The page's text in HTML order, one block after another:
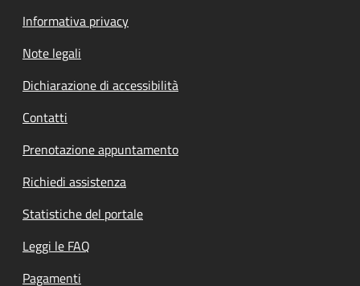
Informativa privacy
Note legali
Dichiarazione di accessibilità
Contatti
Prenotazione appuntamento
Richiedi assistenza
Statistiche del portale
Leggi le FAQ
Pagamenti